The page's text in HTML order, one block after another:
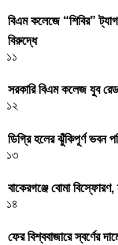
বিএম কলেজে “শিবির”
বিরুদ্ধে
১১
সরকারি বিএম কলেজ যুব রেড
১২
ডিগ্রি হলের ঝুঁকিপূর্ণ ভবন
১৩
বাকেরগঞ্জে বোমা
১৪
ফের বিশ্ববাজারে স্বর্ণের